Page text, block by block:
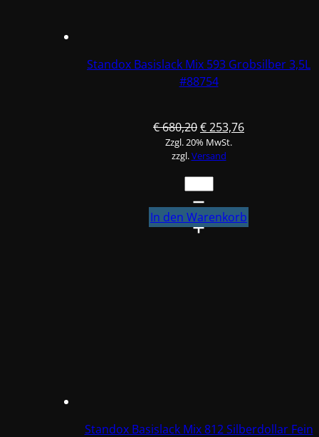
Standox Basislack Mix 593 Grobsilber 3,5L
#88754
€680,20Ursprünglicher
Preis
war:
€ 680,20
€253,76Aktueller
Zzgl. 20% MwSt.
zzgl.Versand
Standox
Basislack
Mix
593
In den Warenkorb
Standox Basislack Mix 812 Silberdollar Fein